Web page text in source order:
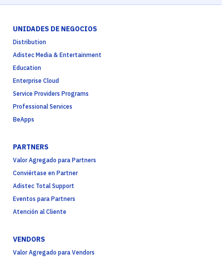
UNIDADES DE NEGOCIOS
Distribution
Adistec Media & Entertainment
Education
Enterprise Cloud
Service Providers Programs
Professional Services
BeApps
PARTNERS
Valor Agregado para Partners
Conviértase en Partner
Adistec Total Support
Eventos para Partners
Atención al Cliente
VENDORS
Valor Agregado para Vendors